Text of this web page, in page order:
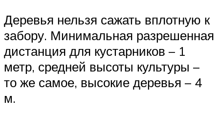
Деревья нельзя сажать вплотную к
забору. Минимальная разрешенная
дистанция для кустарников – 1
метр, средней высоты культуры –
то же самое, высокие деревья – 4
м.